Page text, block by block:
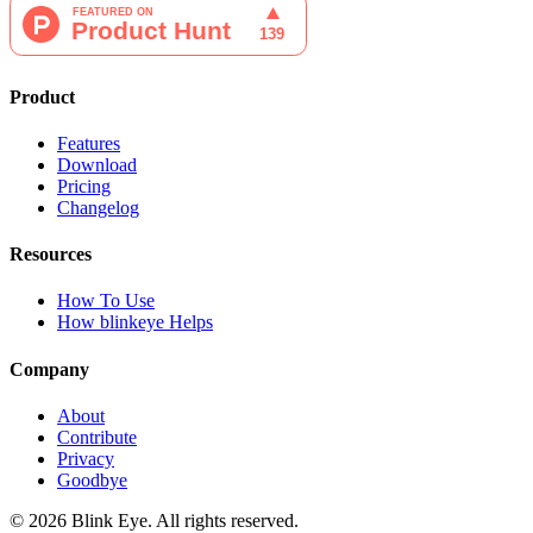
Product
Features
Download
Pricing
Changelog
Resources
How To Use
How blinkeye Helps
Company
About
Contribute
Privacy
Goodbye
© 2026 Blink Eye. All rights reserved.